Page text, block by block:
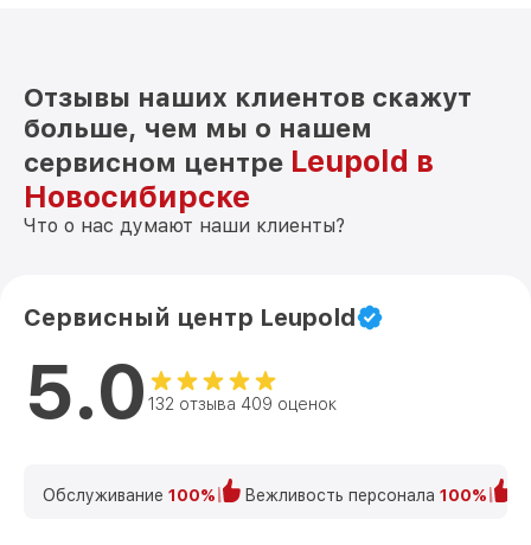
Отзывы наших клиентов скажут
больше, чем мы о нашем
сервисном центре Leupold в
Новосибирске
Что о нас думают наши клиенты?
Сервисный центр Leupold
5.0 132 отзыва 409 оценок
Обслуживание 100% Вежливость персонала 100%